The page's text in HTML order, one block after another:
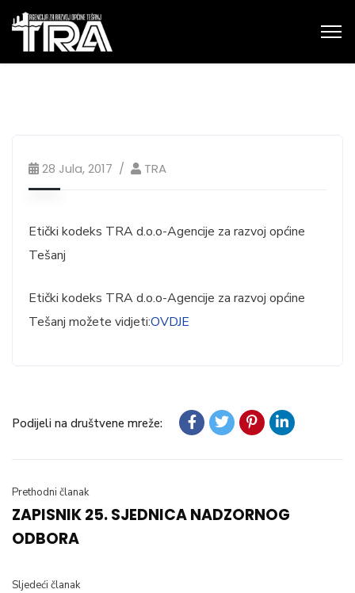
28 Jula, 2017 TRA
Etički kodeks TRA d.o.o-Agencije za razvoj općine
Tešanj
Etički kodeks TRA d.o.o-Agencije za razvoj općine
Tešanj možete vidjeti:OVDJE
Podijeli na društvene mreže:
Prethodni članak
ZAPISNIK 25. SJEDNICA NADZORNOG
ODBORA
Sljedeći članak